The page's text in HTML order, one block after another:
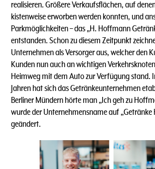
realisieren. Größere Verkaufsflächen, auf
kistenweise erworben werden konnten, und
Parkmöglichkeiten – das „H. Hoffmann
entstanden. Schon zu diesem Zeitpunkt
Unternehmen als Versorger aus, welcher den
Kunden nun auch an wichtigen
Heimweg mit dem Auto zur Verfügung stand.
Jahren hat sich das Getränkeunternehmen
Berliner Mündern hörte man „Ich geh zu
wurde der Unternehmensname auf „Getränke
geändert.